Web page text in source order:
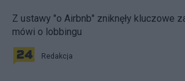
Z ustawy "o Airbnb" zniknęły kluczowe
mówi o lobbingu
Redakcja